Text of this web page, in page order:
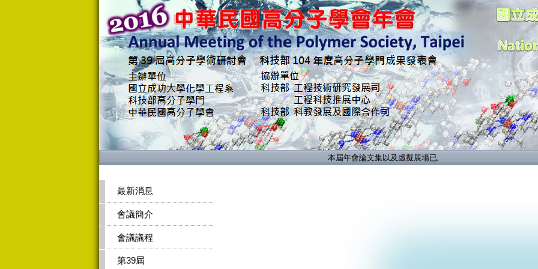
本屆年會論文集以及虛擬展場已上線，請參閱最新消息。
最新消息
會議簡介
會議議程
第39屆